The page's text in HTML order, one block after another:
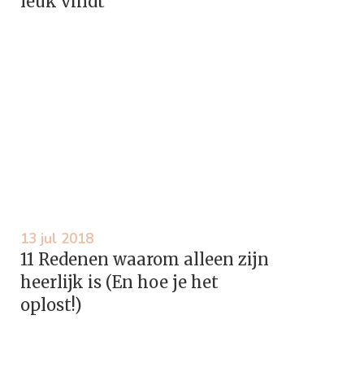
13 jul 2018
11 Redenen waarom alleen zijn
heerlijk is (En hoe je het
oplost!)